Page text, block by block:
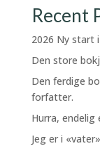
Recent
2026 Ny start
Den store
Den ferdige
forfatter.
Hurra,
Jeg er i